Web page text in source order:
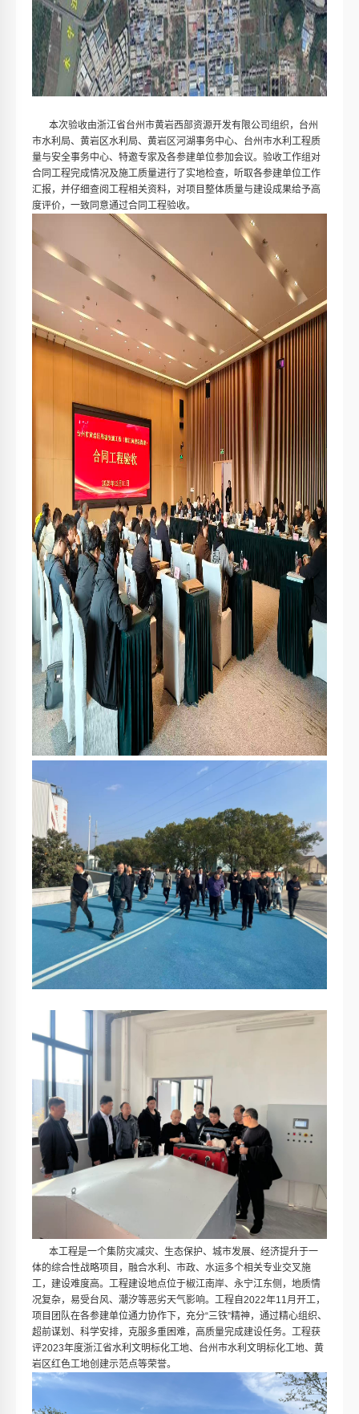
本次验收由浙江省台州市黄岩西部资源开发有限公司组织，台州
市水利局、黄岩区水利局、黄岩区河湖事务中心、台州市水利工程质
量与安全事务中心、特邀专家及各参建单位参加会议。验收工作组对
合同工程完成情况及施工质量进行了实地检查，听取各参建单位工作
汇报，并仔细查阅工程相关资料，对项目整体质量与建设成果给予高
度评价，一致同意通过合同工程验收。
本工程是一个集防灾减灾、生态保护、城市发展、经济提升于一
体的综合性战略项目，融合水利、市政、水运多个相关专业交叉施
工，建设难度高。工程建设地点位于椒江南岸、永宁江东侧，地质情
况复杂，易受台风、潮汐等恶劣天气影响。工程自2022年11月开工，
项目团队在各参建单位通力协作下，充分“三铁”精神，通过精心组织、
超前谋划、科学安排，克服多重困难，高质量完成建设任务。工程获
评2023年度浙江省水利文明标化工地、台州市水利文明标化工地、黄
岩区红色工地创建示范点等荣誉。